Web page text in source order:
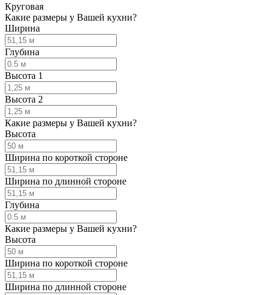
Круговая
Какие размеры у Вашей кухни?
Ширина
Глубина
Высота 1
Высота 2
Какие размеры у Вашей кухни?
Высота
Ширина по короткой стороне
Ширина по длинной стороне
Глубина
Какие размеры у Вашей кухни?
Высота
Ширина по короткой стороне
Ширина по длинной стороне